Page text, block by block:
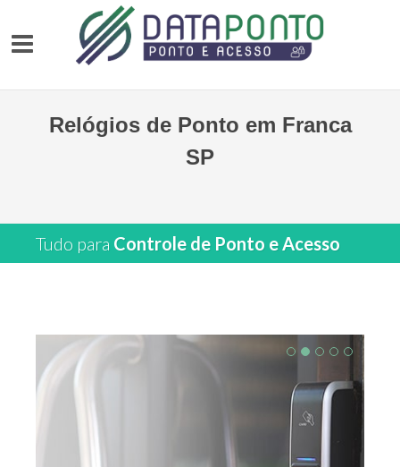
Relógios de Ponto em Franca
SP
Tudo para Controle de Ponto e Acesso